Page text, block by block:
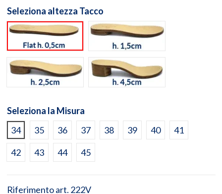
Seleziona altezza Tacco
flat h. 0,5cm
h. 1,5cm
h. 2,5cm h. 4,5cm
Seleziona la Misura
34
35 36 37 38 39 40 41
42 43 44 45
Riferimento art. 222V